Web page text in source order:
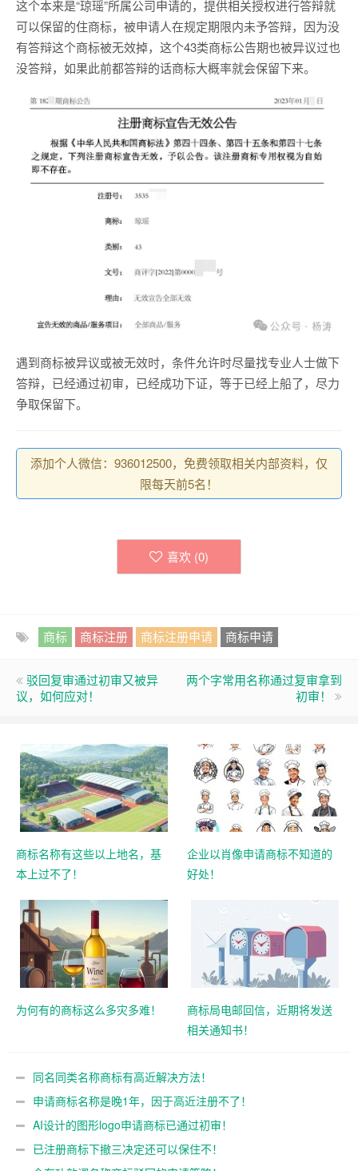
这个本来是“琼瑶”所属公司申请的，提供相关授权进行答辩就
可以保留的住商标，被申请人在规定期限内未予答辩，因为没
有答辩这个商标被无效掉，这个43类商标公告期也被异议过也
没答辩，如果此前都答辩的话商标大概率就会保留下来。
遇到商标被异议或被无效时，条件允许时尽量找专业人士做下
答辩，已经通过初审，已经成功下证，等于已经上船了，尽力
争取保留下。
添加个人微信：936012500，免费领取相关内部资料，仅
限每天前5名！
喜欢 (0)
商标 商标注册 商标注册申请 商标申请
驳回复审通过初审又被异
议，如何应对！
两个字常用名称通过复审拿到
初审！
商标名称有这些以上地名，基
本上过不了！
企业以肖像申请商标不知道的
好处！
为何有的商标这么多灾多难！
商标局电邮回信，近期将发送
相关通知书！
同名同类名称商标有高近解决方法！
申请商标名称是晚1年，因于高近注册不了！
AI设计的图形logo申请商标已通过初审！
已注册商标下撤三决定还可以保住不！